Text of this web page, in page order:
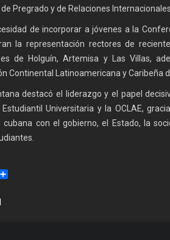
de Pregrado y de Relaciones Internacionales.
de incorporar a jóvenes a la
la representación rectores de
de Holguín, Artemisa y Las Villas,
Continental Latinoamericana y Caribeña
destacó el liderazgo y el papel
Estudiantil Universitaria y la OCLAE,
cubana con el gobierno, el Estado, la